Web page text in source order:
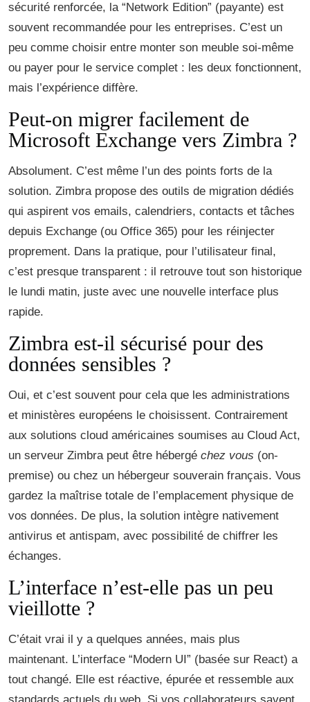
sécurité renforcée, la “Network Edition” (payante) est
souvent recommandée pour les entreprises. C’est un
peu comme choisir entre monter son meuble soi-même
ou payer pour le service complet : les deux fonctionnent,
mais l’expérience diffère.
Peut-on migrer facilement de
Microsoft Exchange vers Zimbra ?
Absolument. C’est même l’un des points forts de la
solution. Zimbra propose des outils de migration dédiés
qui aspirent vos emails, calendriers, contacts et tâches
depuis Exchange (ou Office 365) pour les réinjecter
proprement. Dans la pratique, pour l’utilisateur final,
c’est presque transparent : il retrouve tout son historique
le lundi matin, juste avec une nouvelle interface plus
rapide.
Zimbra est-il sécurisé pour des
données sensibles ?
Oui, et c’est souvent pour cela que les administrations
et ministères européens le choisissent. Contrairement
aux solutions cloud américaines soumises au Cloud Act,
un serveur Zimbra peut être hébergé chez vous (on-
premise) ou chez un hébergeur souverain français. Vous
gardez la maîtrise totale de l’emplacement physique de
vos données. De plus, la solution intègre nativement
antivirus et antispam, avec possibilité de chiffrer les
échanges.
L’interface n’est-elle pas un peu
vieillotte ?
C’était vrai il y a quelques années, mais plus
maintenant. L’interface “Modern UI” (basée sur React) a
tout changé. Elle est réactive, épurée et ressemble aux